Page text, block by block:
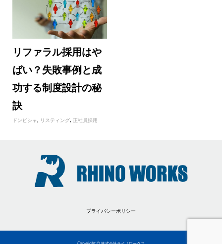
リファラル採用はや
ばい？失敗事例と成
功する制度設計の秘
訣
ドンピシャ, リスティング, 正社員採用
プライバシーポリシー